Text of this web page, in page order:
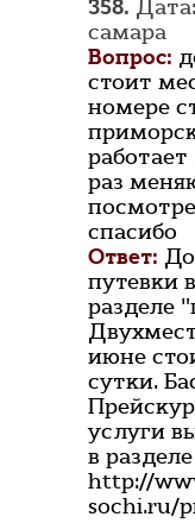
358.
самара
Вопрос:
стоит
номере
раз
спасибо
Ответ:
путевки
разделе
июне
сутки.
услуги
в
http://
sochi.ru/